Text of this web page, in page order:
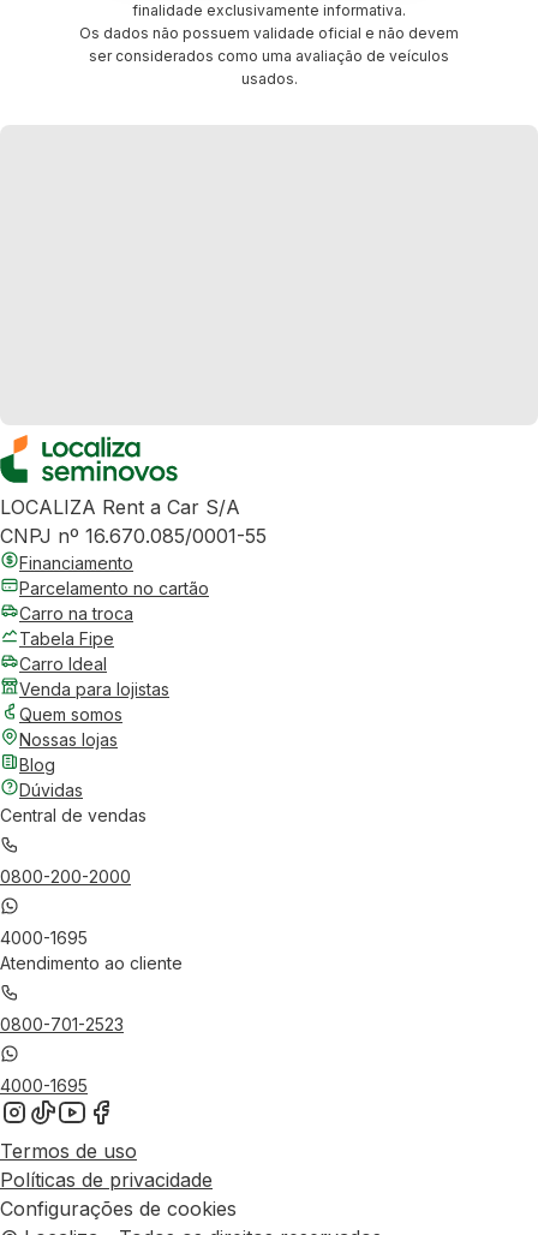
finalidade exclusivamente informativa.
Os dados não possuem validade oficial e não devem
ser considerados como uma avaliação de veículos
usados.
LOCALIZA Rent a Car S/A
CNPJ nº 16.670.085/0001-55
Financiamento
Parcelamento no cartão
Carro na troca
Tabela Fipe
Carro Ideal
Venda para lojistas
Quem somos
Nossas lojas
Blog
Dúvidas
Central de vendas
0800-200-2000
4000-1695
Atendimento ao cliente
0800-701-2523
4000-1695
Termos de uso
Políticas de privacidade
Configurações de cookies